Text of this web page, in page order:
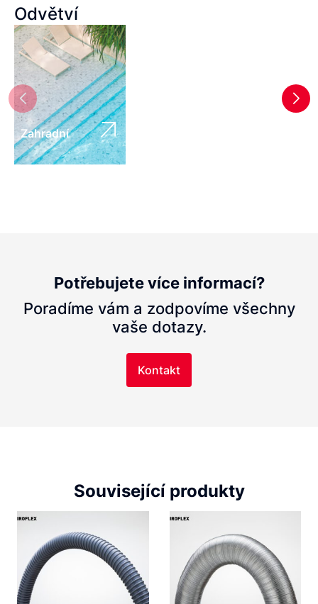
Odvětví
Zahradní
Potřebujete více informací?
Poradíme vám a zodpovíme všechny
vaše dotazy.
Kontakt
Související produkty